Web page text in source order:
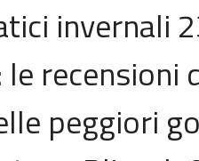
invernali
recensioni
peggiori